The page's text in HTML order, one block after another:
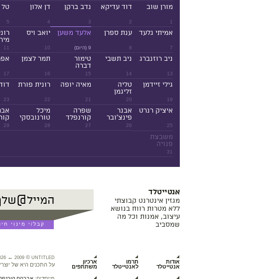
1
מורן שוב
2
דוד עדיקא
3
נדב ברקן
4
דן אלון
5
טל
7
אמיתי גלעד
8
ענת ספרן
9 (היום)
אלעד משען
10
יואב ויס
11
13
ניב רוזנברג
14
ניב תשבי
15
טימור
דברה
16
תמר לצמן
17
19
גילי זיידמן
20
טליה
זליגמן
21
מאיה יופה
22
רונית פורת
23
25
איציק רנרט
26
אבנר
פינצ'ובר
27
שפרה
קורנפלד
28
מיכל
טורנובסקי
29
31
משבצת
פנויה
אנטייטלד
מגזין אינטרנט קבוצתי
ללא מטרות רווח בנושא
עיצוב, אמנות וכל מה
שמסביב
אודות
אנטייטלד
תרמו
לאנטייטלד
ארכיון
משתתפים
← 2009 © UNTITLED
על התכנים היא של